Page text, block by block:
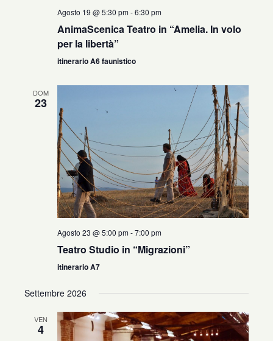
Agosto 19 @ 5:30 pm-6:30 pm
AnimaScenica Teatro in “Amelia. In volo
per la libertà”
itinerario A6 faunistico
DOM
23
Agosto 23 @ 5:00 pm-7:00 pm
Teatro Studio in “Migrazioni”
itinerario A7
Settembre 2026
VEN
4